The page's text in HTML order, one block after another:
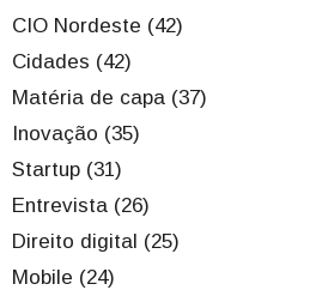
CIO Nordeste (42)
Cidades (42)
Matéria de capa (37)
Inovação (35)
Startup (31)
Entrevista (26)
Direito digital (25)
Mobile (24)